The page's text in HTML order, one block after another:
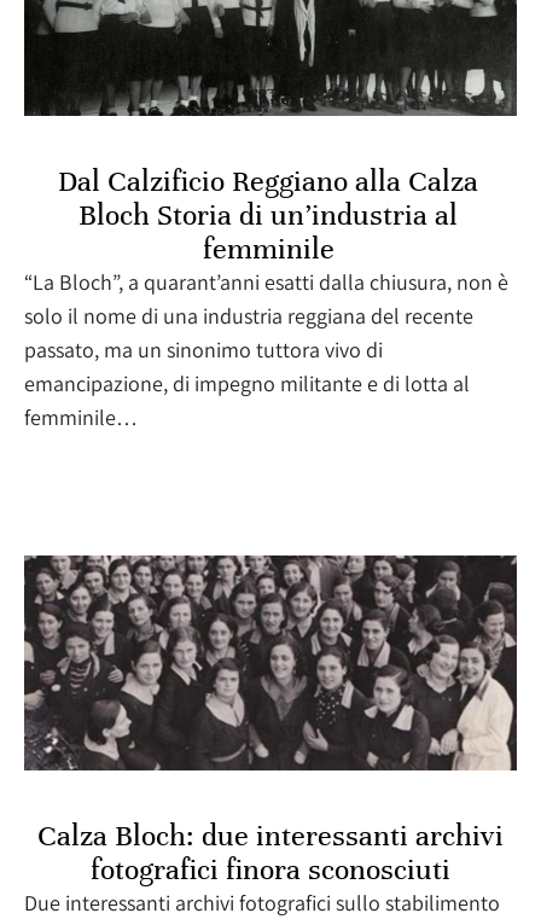
Dal Calzificio Reggiano alla Calza
Bloch Storia di un’industria al
femminile
“La Bloch”, a quarant’anni esatti dalla chiusura, non è
solo il nome di una industria reggiana del recente
passato, ma un sinonimo tuttora vivo di
emancipazione, di impegno militante e di lotta al
femminile…
Calza Bloch: due interessanti archivi
fotografici finora sconosciuti
Due interessanti archivi fotografici sullo stabilimento